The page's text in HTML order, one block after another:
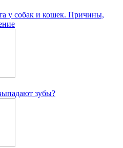
у собак и кошек. Причины,
зубы?